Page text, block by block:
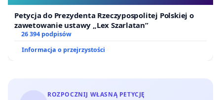
Petycja do Prezydenta Rzeczypospolitej Polskiej o
zawetowanie ustawy „Lex Szarlatan”
26 394 podpisów
Informacja o przejrzystości
ROZPOCZNIJ WŁASNĄ PETYCJĘ